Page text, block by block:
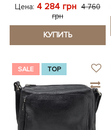
Цена: 4 284 грн 4 760
грн
КУПИТЬ
SALE TOP